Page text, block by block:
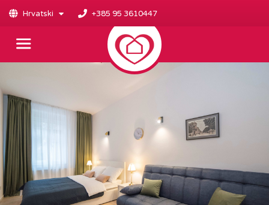
Hrvatski +385 95 3610447